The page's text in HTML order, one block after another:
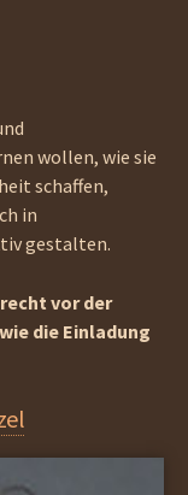
wollen, wie sie
schaffen,
in
gestalten.
vor der
die Einladung